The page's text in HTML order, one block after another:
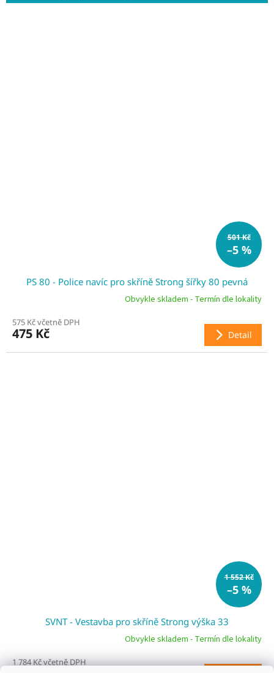
501 Kč
–5 %
PS 80 - Police navíc pro skříně Strong šířky 80 pevná
Obvykle skladem - Termín dle lokality
575 Kč včetně DPH
475 Kč Detail
1 552 Kč
–5 %
SVNT - Vestavba pro skříně Strong výška 33
Obvykle skladem - Termín dle lokality
1 784 Kč včetně DPH